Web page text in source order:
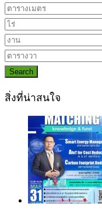
Search
สิ่งที่น่าสนใจ